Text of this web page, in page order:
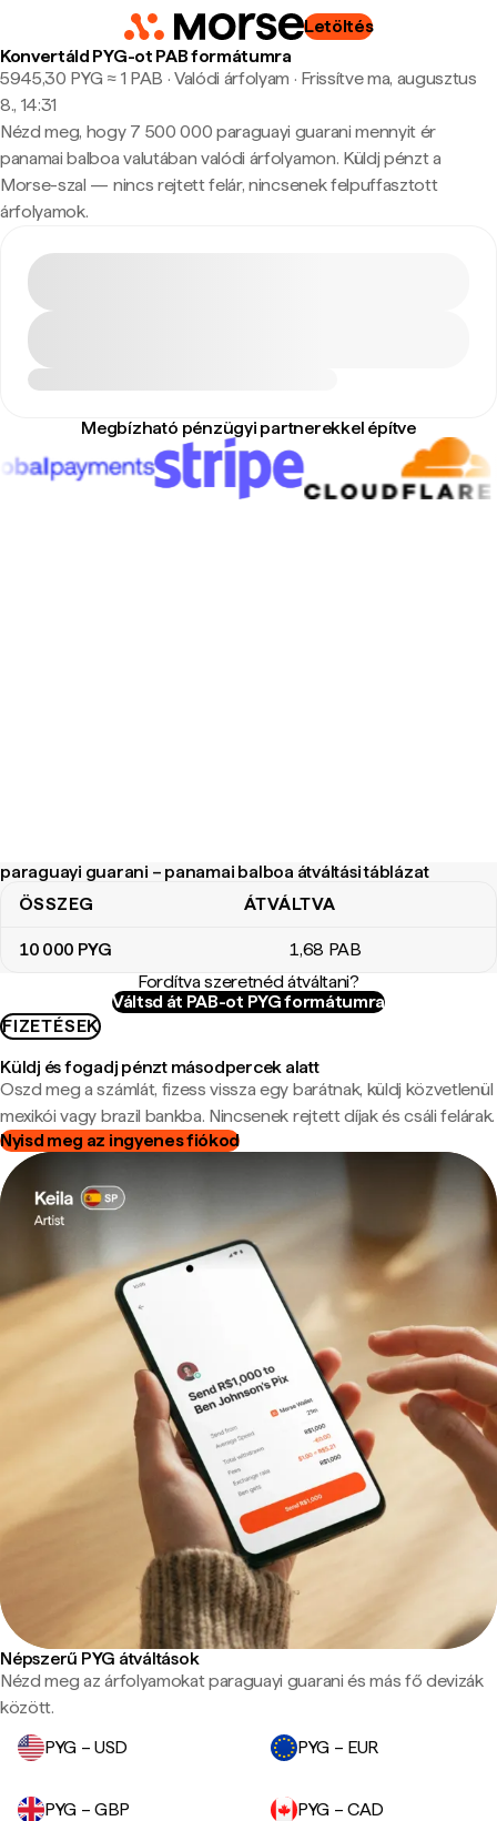
Letöltés
Konvertáld PYG-ot PAB formátumra
5945,30 PYG ≈ 1 PAB · Valódi árfolyam · Frissítve ma, augusztus
8., 14:31
Nézd meg, hogy 7 500 000 paraguayi guarani mennyit ér
panamai balboa valutában valódi árfolyamon. Küldj pénzt a
Morse-szal — nincs rejtett felár, nincsenek felpuffasztott
árfolyamok.
Megbízható pénzügyi partnerekkel építve
paraguayi guarani – panamai balboa átváltási táblázat
paraguayi guarani – panamai balboa átváltási táblázat
ÖSSZEG ÁTVÁLTVA
10 000 PYG 1,68 PAB
Fordítva szeretnéd átváltani?
Váltsd át PAB-ot PYG formátumra
FIZETÉSEK
Küldj és fogadj pénzt másodpercek alatt
Oszd meg a számlát, fizess vissza egy barátnak, küldj közvetlenül
mexikói vagy brazil bankba. Nincsenek rejtett díjak és csáli felárak.
Nyisd meg az ingyenes fiókod
Népszerű PYG átváltások
Nézd meg az árfolyamokat paraguayi guarani és más fő devizák
között.
PYG – USD
PYG – EUR
PYG – GBP PYG – CAD